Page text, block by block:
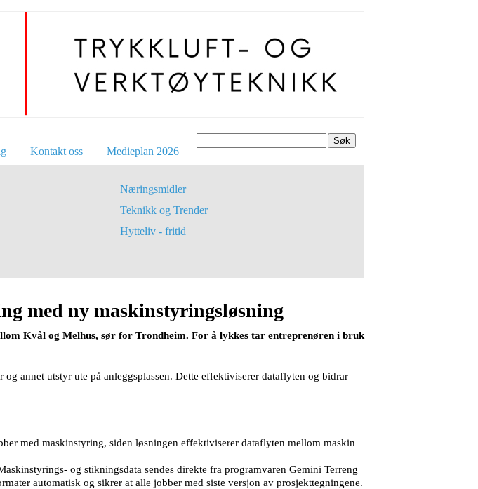
Søk
Kontakt oss Medieplan 2026
Næringsmidler
Teknikk og Trender
Hytteliv - fritid
med ny maskinstyringsløsning
Kvål og Melhus, sør for Trondheim. For å lykkes tar entreprenøren i bruk
annet utstyr ute på anleggsplassen. Dette effektiviserer dataflyten og bidrar
med maskinstyring, siden løsningen effektiviserer dataflyten mellom maskin
og stikningsdata sendes direkte fra programvaren Gemini Terreng
automatisk og sikrer at alle jobber med siste versjon av prosjekttegningene.